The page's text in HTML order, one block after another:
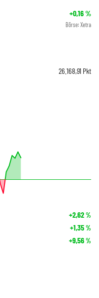
+0,16%
Börse: Xetra
26.168,91 Pkt
+2,62%
+1,35%
+9,56%